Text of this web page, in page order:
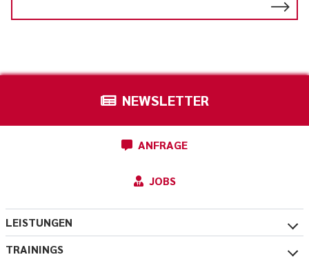
NEWSLETTER
ANFRAGE
JOBS
LEISTUNGEN
TRAININGS